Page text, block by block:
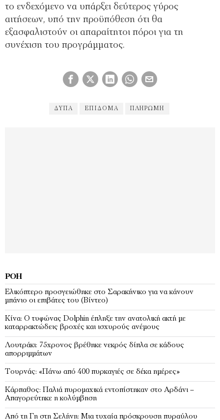
το ενδεχόμενο να υπάρξει δεύτερος γύρος
αιτήσεων, υπό την προϋπόθεση ότι θα
εξασφαλιστούν οι απαραίτητοι πόροι για τη
συνέχιση του προγράμματος.
ΔΥΠΑ ΕΠΊΔΟΜΑ ΠΛΗΡΩΜΗ
ΡΟΉ
Ελικόπτερο προσγειώθηκε στο Σαρακήνικο για να κάνουν
μπάνιο οι επιβάτες του (Bίντεο)
Κίνα: Ο τυφώνας Dolphin έπληξε την ανατολική ακτή με
καταρρακτώδεις βροχές και ισχυρούς ανέμους
Λουτράκι: 75χρονος βρέθηκε νεκρός δίπλα σε κάδους
απορριμμάτων
Τουρνάς: «Πάνω από 400 πυρκαγιές σε δέκα ημέρες»
Κάρπαθος: Παλιά πυρομαχικά εντοπίστηκαν στο Αρδάνι –
Απαγορεύτηκε η κολύμβηση
Από τη Γη στη Σελήνη: Μια τυχαία πρόσκρουση πυραύλου